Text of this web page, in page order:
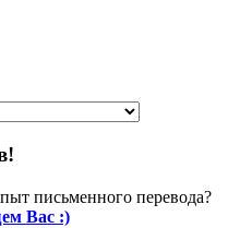
письменного перевода?
Вас :)